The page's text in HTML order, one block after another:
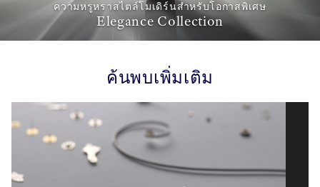
ความหรูหราสไตล์โมเดิร์นสำหรับโอกาสพิเศษ
Elegance Collection
ค้นพบเพิ่มเติม